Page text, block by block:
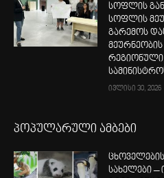
სოფლის
სოფლის
გარემოს
რეგიონული
ივლისი 30, 2026
პოპულარული ამბები
სახელები –